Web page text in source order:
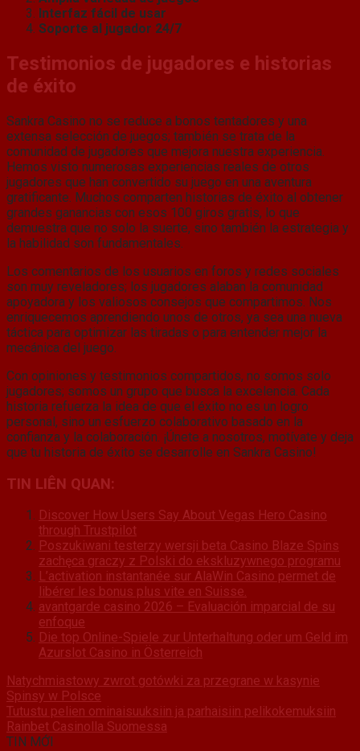
Interfaz fácil de usar
Soporte al jugador 24/7
Testimonios de jugadores e historias
de éxito
Sankra Casino no se reduce a bonos tentadores y una
extensa selección de juegos; también se trata de la
comunidad de jugadores que mejora nuestra experiencia.
Hemos visto numerosas experiencias reales de otros
jugadores que han convertido su juego en una aventura
gratificante. Muchos comparten historias de éxito al obtener
grandes ganancias con esos 100 giros gratis, lo que
demuestra que no solo la suerte, sino también la estrategia y
la habilidad son fundamentales.
Los comentarios de los usuarios en foros y redes sociales
son muy reveladores; los jugadores alaban la comunidad
apoyadora y los valiosos consejos que compartimos. Nos
enriquecemos aprendiendo unos de otros, ya sea una nueva
táctica para optimizar las tiradas o para entender mejor la
mecánica del juego.
Con opiniones y testimonios compartidos, no somos solo
jugadores; somos un grupo que busca la excelencia. Cada
historia refuerza la idea de que el éxito no es un logro
personal, sino un esfuerzo colaborativo basado en la
confianza y la colaboración. ¡Únete a nosotros, motívate y deja
que tu historia de éxito se desarrolle en Sankra Casino!
TIN LIÊN QUAN:
Discover How Users Say About Vegas Hero Casino
through Trustpilot
Poszukiwani testerzy wersji beta Casino Blaze Spins
zachęca graczy z Polski do ekskluzywnego programu
L’activation instantanée sur AlaWin Casino permet de
libérer les bonus plus vite en Suisse.
avantgarde casino 2026 – Evaluación imparcial de su
enfoque
Die top Online-Spiele zur Unterhaltung oder um Geld im
Azurslot Casino in Österreich
Natychmiastowy zwrot gotówki za przegrane w kasynie
Spinsy w Polsce
Tutustu pelien ominaisuuksiin ja parhaisiin pelikokemuksiin
Rainbet Casinolla Suomessa
TIN MỚI